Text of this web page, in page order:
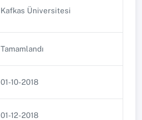
Kafkas Üniversitesi
Tamamlandı
01-10-2018
01-12-2018